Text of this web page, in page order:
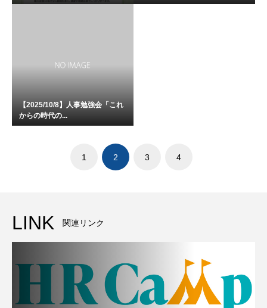
【2025/10/8】人事勉強会「これ
からの時代の...
1 2 3 4
LINK 関連リンク